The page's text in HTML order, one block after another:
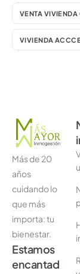
VENTA
VIVIENDA
Más de 20
años
cuidando lo
que más
importa: tu
bienestar.
Estamos
encantad